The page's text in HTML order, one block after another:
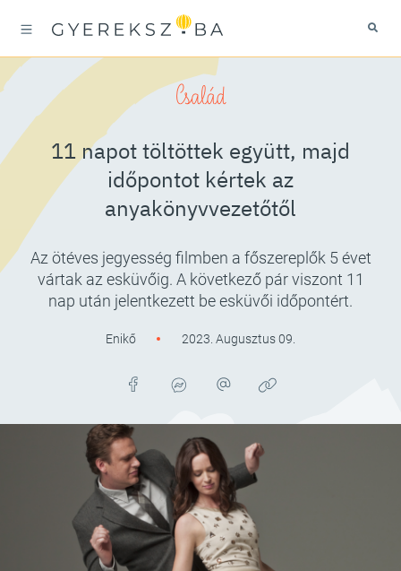
Család
11 napot töltöttek együtt, majd
időpontot kértek az
anyakönyvvezetőtől
Az ötéves jegyesség filmben a főszereplők 5 évet
vártak az esküvőig. A következő pár viszont 11
nap után jelentkezett be esküvői időpontért.
Enikő 2023. Augusztus 09.